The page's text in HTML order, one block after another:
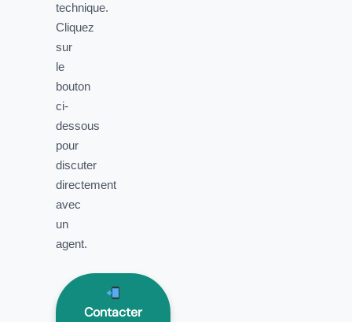
technique.
Cliquez
sur
le
bouton
ci-
dessous
pour
discuter
directement
avec
un
agent.
Contacter